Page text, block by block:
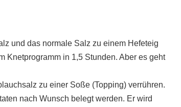
und das normale Salz zu einem Hefeteig
Knetprogramm in 1,5 Stunden. Aber es geht
zu einer Soße (Topping) verrühren.
nach Wunsch belegt werden. Er wird